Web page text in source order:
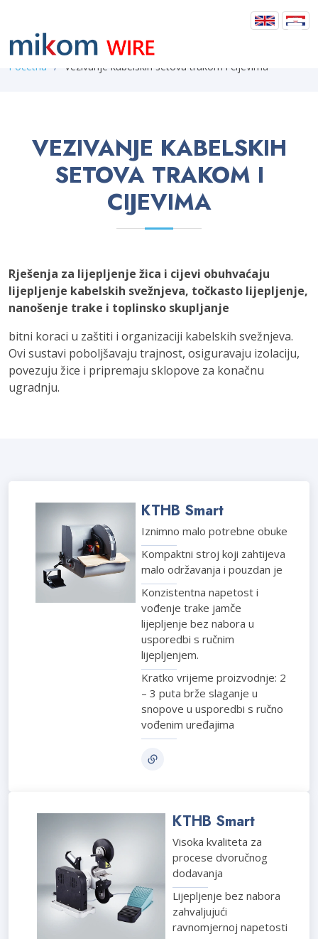
Početna Vezivanje kabelskih setova trakom i cijevima
VEZIVANJE KABELSKIH
SETOVA TRAKOM I
CIJEVIMA
Rješenja za lijepljenje žica i cijevi obuhvaćaju
lijepljenje kabelskih svežnjeva, točkasto lijepljenje,
nanošenje trake i toplinsko skupljanje
bitni koraci u zaštiti i organizaciji kabelskih svežnjeva.
Ovi sustavi poboljšavaju trajnost, osiguravaju izolaciju,
povezuju žice i pripremaju sklopove za konačnu
ugradnju.
KTHB Smart
Iznimno malo potrebne obuke
Kompaktni stroj koji zahtijeva
malo održavanja i pouzdan je
Konzistentna napetost i
vođenje trake jamče
lijepljenje bez nabora u
usporedbi s ručnim
lijepljenjem.
Kratko vrijeme proizvodnje: 2
– 3 puta brže slaganje u
snopove u usporedbi s ručno
vođenim uređajima
KTHB Smart
Visoka kvaliteta za
procese dvoručnog
dodavanja
Lijepljenje bez nabora
zahvaljujući
ravnomjernoj napetosti